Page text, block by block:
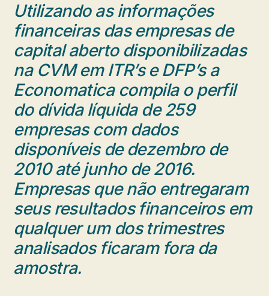
Utilizando as informações
financeiras das empresas de
capital aberto disponibilizadas
na CVM em ITR’s e DFP’s a
Economatica compila o perfil
do dívida líquidade 259
empresas com dados
disponíveis de dezembro de
2010 até junho de 2016.
Empresas que não entregaram
seus resultados financeiros em
qualquer um dos trimestres
analisados ficaram fora da
amostra.